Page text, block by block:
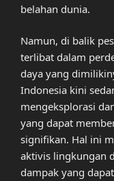
belahan dunia.
Namun, di balik
terlibat dalam
daya yang
Indonesia kini
mengeksplorasi
yang dapat
signifikan. Hal ini
aktivis lingkungan
dampak yang